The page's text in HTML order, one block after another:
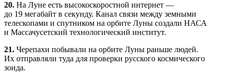
20. На Луне есть высокоскоростной интернет —
до 19 мегабайт в секунду. Канал связи между земными
телескопами и спутником на орбите Луны создали НАСА
и Массачусетский технологический институт.
21. Черепахи побывали на орбите Луны раньше людей.
Их отправляли туда для проверки русского космического
зонда.